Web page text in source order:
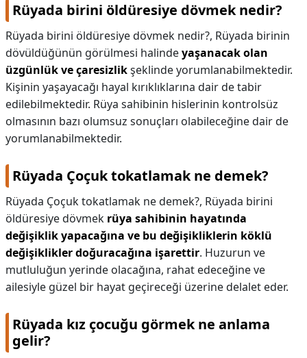
Rüyada birini öldüresiye dövmek nedir?
Rüyada birini öldüresiye dövmek nedir?, Rüyada birinin
dövüldüğünün görülmesi halindeyaşanacak olan
üzgünlük ve çaresizlikşeklinde yorumlanabilmektedir.
Kişinin yaşayacağı hayal kırıklıklarına dair de tabir
edilebilmektedir. Rüya sahibinin hislerinin kontrolsüz
olmasının bazı olumsuz sonuçları olabileceğine dair de
yorumlanabilmektedir.
Rüyada Çoçuk tokatlamak ne demek?
Rüyada Çoçuk tokatlamak ne demek?, Rüyada birini
öldüresiye dövmek rüya sahibinin hayatında
değişiklik yapacağına ve bu değişikliklerin köklü
değişiklikler doğuracağına işarettir. Huzurun ve
mutluluğun yerinde olacağına, rahat edeceğine ve
ailesiyle güzel bir hayat geçireceği üzerine delalet eder.
Rüyada kız çocuğu görmek ne anlama
gelir?